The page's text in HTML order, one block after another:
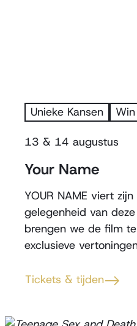
Unieke Kansen
13 & 14 augustus
Your Name
YOUR NAME viert
gelegenheid van
brengen we de film
exclusieve
Tickets & tijden